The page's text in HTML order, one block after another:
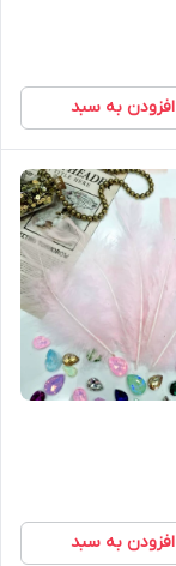
افزودن به سبد
افزودن به سبد